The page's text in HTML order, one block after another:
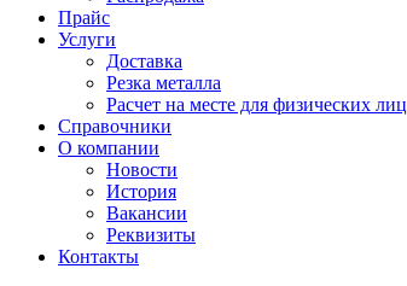
Прайс
Услуги
Доставка
Резка металла
Расчет на месте для физических лиц
Справочники
О компании
Новости
История
Вакансии
Реквизиты
Контакты